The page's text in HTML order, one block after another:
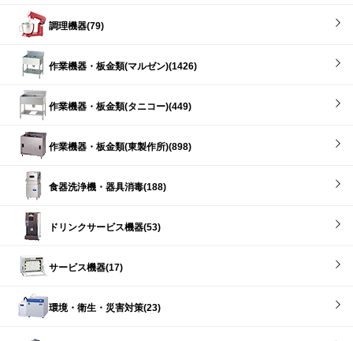
調理機器(79)
作業機器・板金類(マルゼン)(1426)
作業機器・板金類(タニコー)(449)
作業機器・板金類(東製作所)(898)
食器洗浄機・器具消毒(188)
ドリンクサービス機器(53)
サービス機器(17)
環境・衛生・災害対策(23)